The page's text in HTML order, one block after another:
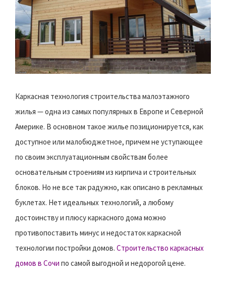
Каркасная технология строительства малоэтажного
жилья — одна из самых популярных в Европе и Северной
Америке. В основном такое жилье позиционируется, как
доступное или малобюджетное, причем не уступающее
по своим эксплуатационным свойствам более
основательным строениям из кирпича и строительных
блоков. Но не все так радужно, как описано в рекламных
буклетах. Нет идеальных технологий, а любому
достоинству и плюсу каркасного дома можно
противопоставить минус и недостаток каркасной
технологии постройки домов. Строительство каркасных
домов в Сочи по самой выгодной и недорогой цене.